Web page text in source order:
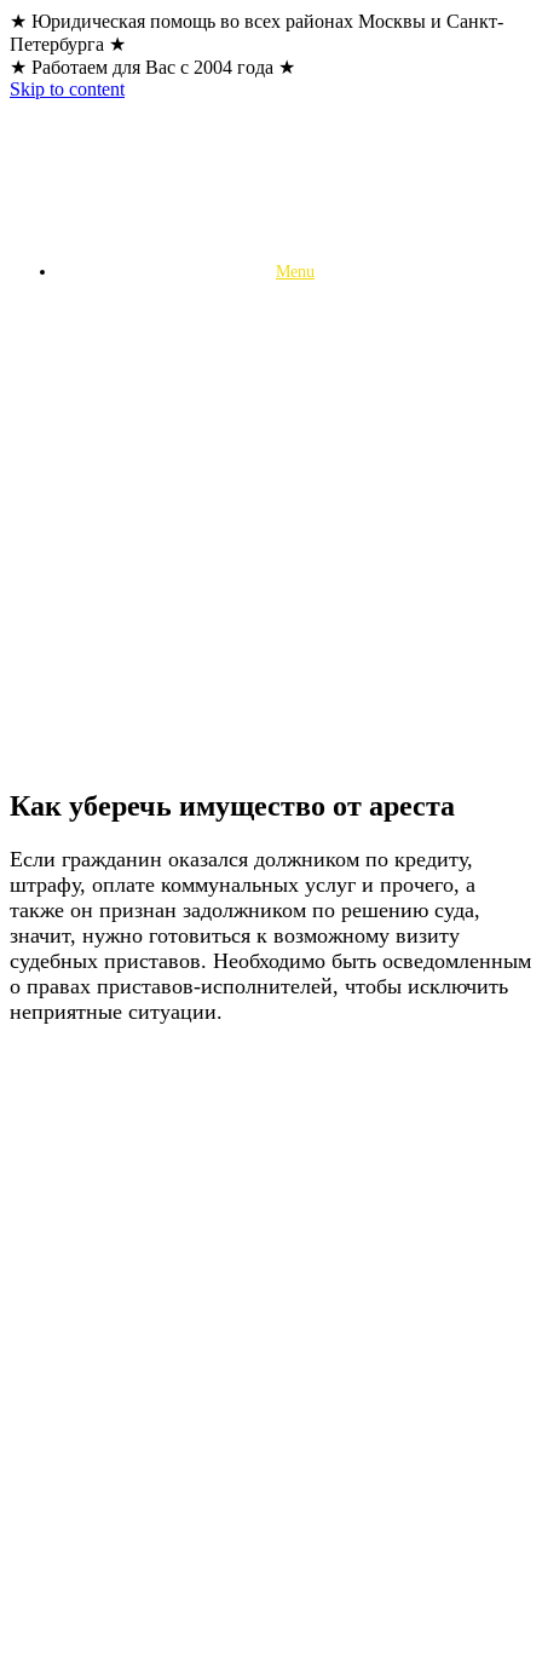
★ Юридическая помощь во всех районах Москвы и Санкт-
Петербурга ★
★ Работаем для Вас с 2004 года ★
Skip to content
Menu
Как уберечь имущество от ареста
Если гражданин оказался должником по кредиту,
штрафу, оплате коммунальных услуг и прочего, а
также он признан задолжником по решению суда,
значит, нужно готовиться к возможному визиту
судебных приставов. Необходимо быть осведомленным
о правах приставов-исполнителей, чтобы исключить
неприятные ситуации.